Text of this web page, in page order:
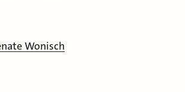
Wonisch